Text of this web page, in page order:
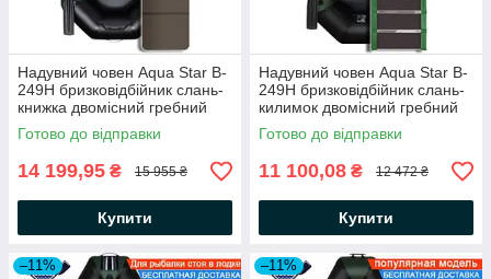
Надувний човен Aqua Star B-
249Н бризковідбійник слань-
книжка двомісний гребний
човен АкваСтар + комплект д/
якоря на носі, балон 35
Готово до відправки
14 199,95 ₴ 15 955 ₴
Купити
Надувний човен Aqua Star B-
249Н бризковідбійник слань-
килимок двомісний гребний
човен АкваСтар +комплект д/
якоря на носі, балон 35
Готово до відправки
11 100,08 ₴ 12 472 ₴
Купити
–11% –11%